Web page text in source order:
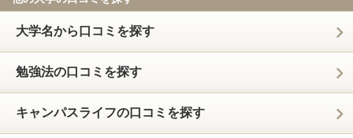
大学名から口コミを探す
勉強法の口コミを探す
キャンパスライフの口コミを探す